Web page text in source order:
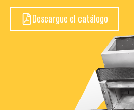
Descargue el catálogo